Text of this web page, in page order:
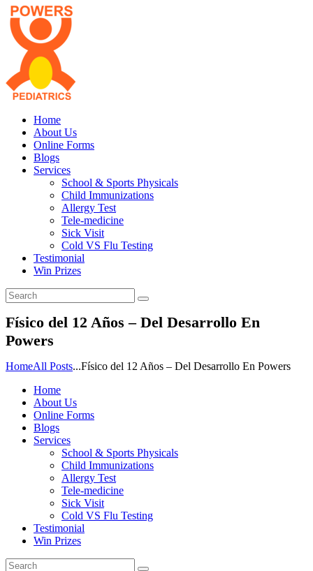
Home
About Us
Online Forms
Blogs
Services
School & Sports Physicals
Child Immunizations
Allergy Test
Tele-medicine
Sick Visit
Cold VS Flu Testing
Testimonial
Win Prizes
Físico del 12 Años – Del Desarrollo En
Powers
HomeAll Posts...Físico del 12 Años – Del Desarrollo En Powers
Home
About Us
Online Forms
Blogs
Services
School & Sports Physicals
Child Immunizations
Allergy Test
Tele-medicine
Sick Visit
Cold VS Flu Testing
Testimonial
Win Prizes